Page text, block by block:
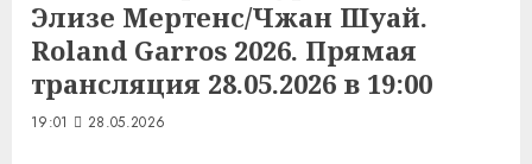
Элизе Мертенс/Чжан Шуай.
Roland Garros 2026. Прямая
трансляция 28.05.2026 в 19:00
19:01 28.05.2026